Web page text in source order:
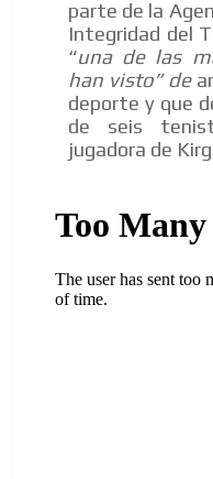
parte de la
Integridad del
“una de las
han visto” de
deporte y que
de seis
jugadora de